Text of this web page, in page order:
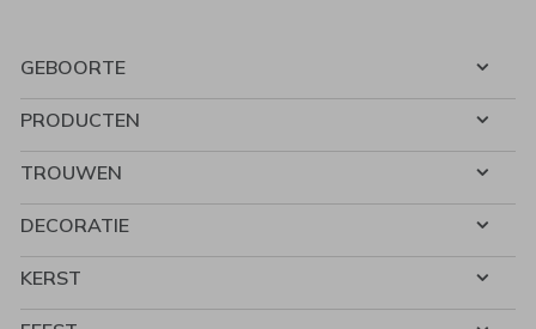
GEBOORTE
PRODUCTEN
TROUWEN
DECORATIE
KERST